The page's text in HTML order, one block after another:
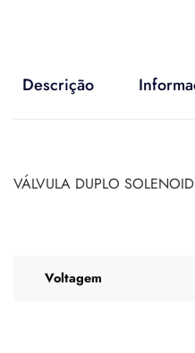
Descrição
VÁLVULA DUPLO
Voltagem